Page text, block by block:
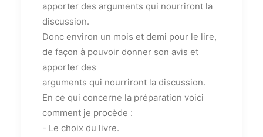
apporter des arguments qui nourriront la
discussion.
Donc environ un mois et demi pour le lire,
de façon à pouvoir donner son avis et
apporter des
arguments qui nourriront la discussion.
En ce qui concerne la préparation voici
comment je procède :
- Le choix du livre.